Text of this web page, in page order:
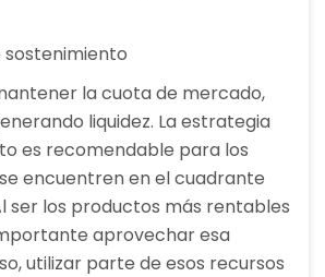
sostenimiento
la cuota de mercado,
liquidez. La estrategia
es recomendable para los
encuentren en el cuadrante
ser los productos más rentables
aprovechar esa
utilizar parte de esos recursos